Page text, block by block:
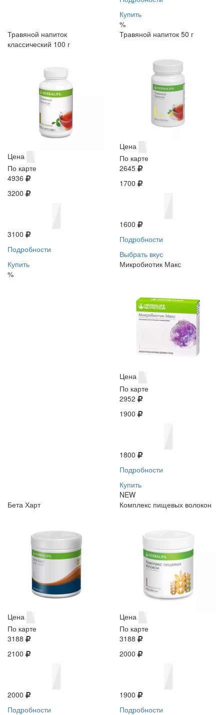
Купить
%
Травяной напиток
классический 100 г
Цена
По карте
4936
3200
3100
Подробности
Купить
%
Травяной напиток 50 г
Цена
По карте
2645
1700
1600
Подробности
Выбрать вкус
Микробиотик Макс
Цена
По карте
2952
1900
1800
Подробности
Купить
NEW
Бета Харт
Цена
По карте
3188
2100
2000
Подробности
Комплекс пищевых волокон
Цена
По карте
3188
2000
1900
Подробности